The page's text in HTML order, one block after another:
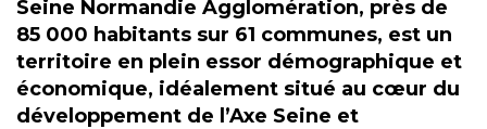
Seine Normandie Agglomération, près de
85 000 habitants sur 61 communes, est un
territoire en plein essor démographique et
économique, idéalement situé au cœur du
développement de l’Axe Seine et